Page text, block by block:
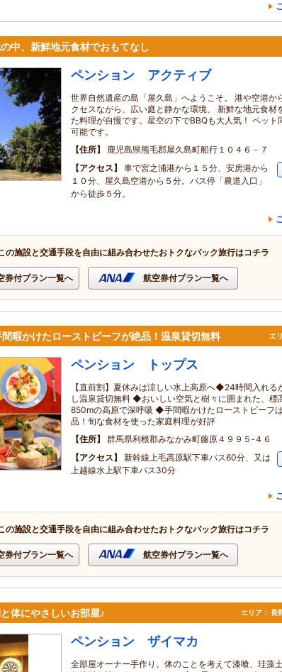
中、新鮮地元食材でおもてなし
ペンション アクティブ
世界自然遺産の島「屋久島」へようこそ。 港や空港か
クセスながら、広い庭と静かな環境、 新鮮な地元食材
た料理が自慢です。星空の下でBBQも大人気！ ペット
可能です。
住所
鹿児島県熊毛郡屋久島町船行１０４６－７
アクセス
車で宮之浦港から１５分、安房港から
１０分、屋久島空港から５分。バス停「農道入口」
から徒歩５分。
の施設と交通手段を自由に組み合わせたおトクなパック旅行はコチラ
券付プラン一覧へ 航空券付プラン一覧へ
暇かけたローストビーフが絶品！温泉貸切無料 エ
ペンション トップス
【直前割】夏休みは涼しい水上高原へ◆24時間入れる
し温泉貸切無料 ◆おいしい空気と樹々に囲まれた、標
850mの高原で深呼吸 ◆手間暇かけたローストビーフ
品！旬な食材を使った家庭料理が好評
住所
群馬県利根郡みなかみ町藤原４９９５‐４６
アクセス
新幹線上毛高原駅下車バス60分、又は
上越線水上駅下車バス30分
の施設と交通手段を自由に組み合わせたおトクなパック旅行はコチラ
券付プラン一覧へ 航空券付プラン一覧へ
体にやさしいお部屋♪ エリア： 長
ペンション ザイマカ
全部屋オーナー手作り。体のことを考えて漆喰、珪藻